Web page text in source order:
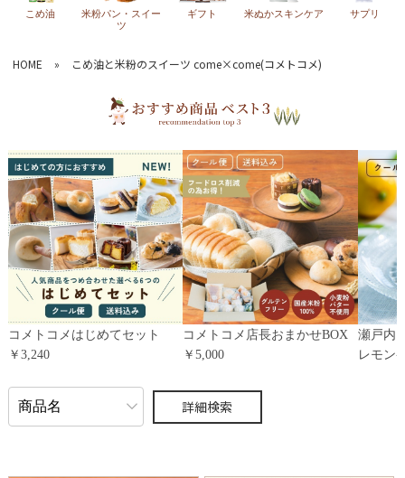
こめ油
米粉パン・スイー
ツ
ギフト 米ぬかスキンケア サプリ
HOME » こめ油と米粉のスイーツ come×come(コメトコメ)
コメトコメはじめてセット
￥3,240
コメトコメ店長おまかせBOX
￥5,000
瀬戸内
レモン
詳細検索